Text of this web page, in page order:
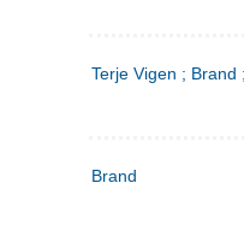
Terje Vigen ;
Brand